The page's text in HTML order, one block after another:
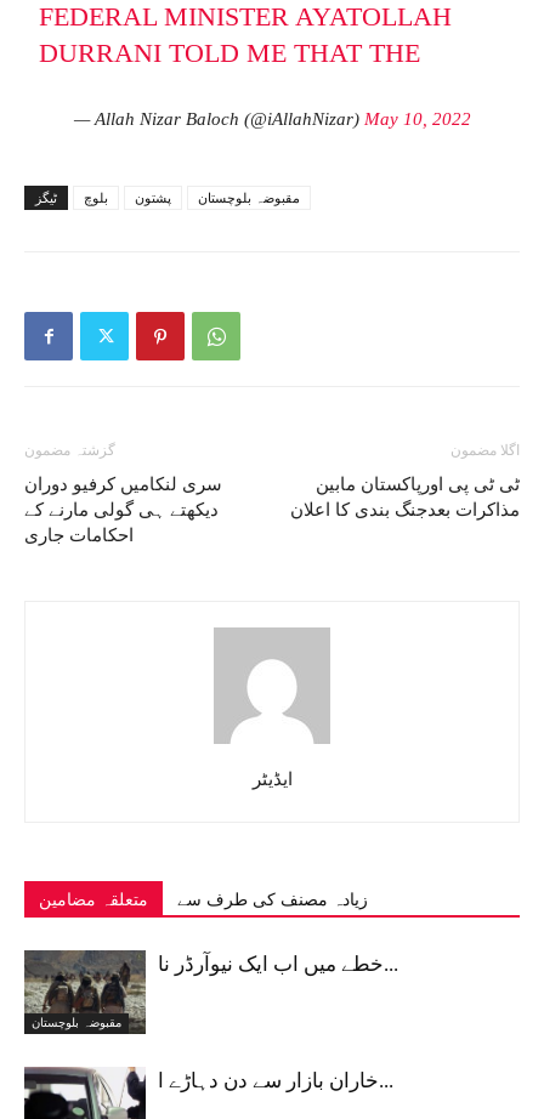
FEDERAL MINISTER AYATOLLAH
DURRANI TOLD ME THAT THE
— Allah Nizar Baloch (@iAllahNizar) May 10, 2022
ٹیگز بلوچ پشتون مقبوضہ بلوچستان
گزشتہ مضمون
سری لنکامیں کرفیو دوران
دیکھتے ہی گولی مارنے کے
احکامات جاری
اگلا مضمون
ٹی ٹی پی اورپاکستان مابین
مذاکرات بعدجنگ بندی کا اعلان
ایڈیٹر
متعلقہ مضامین زیادہ مصنف کی طرف سے
مقبوضہ بلوچستان
خطے میں اب ایک نیوآرڈر نا...
خاران بازار سے دن دہاڑے ا...